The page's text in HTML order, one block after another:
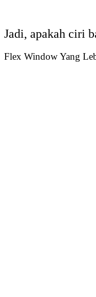
Jadi, apakah ciri
Flex Window Yang